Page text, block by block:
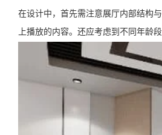
在设计中，首先需注意展厅内部结构
上播放的内容。还应考虑到不同年龄